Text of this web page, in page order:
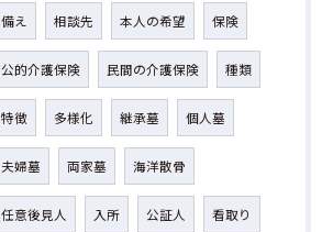
備え 相談先 本人の希望 保険
公的介護保険 民間の介護保険 種類
特徴 多様化 継承墓 個人墓
夫婦墓 両家墓 海洋散骨
任意後見人 入所 公証人 看取り